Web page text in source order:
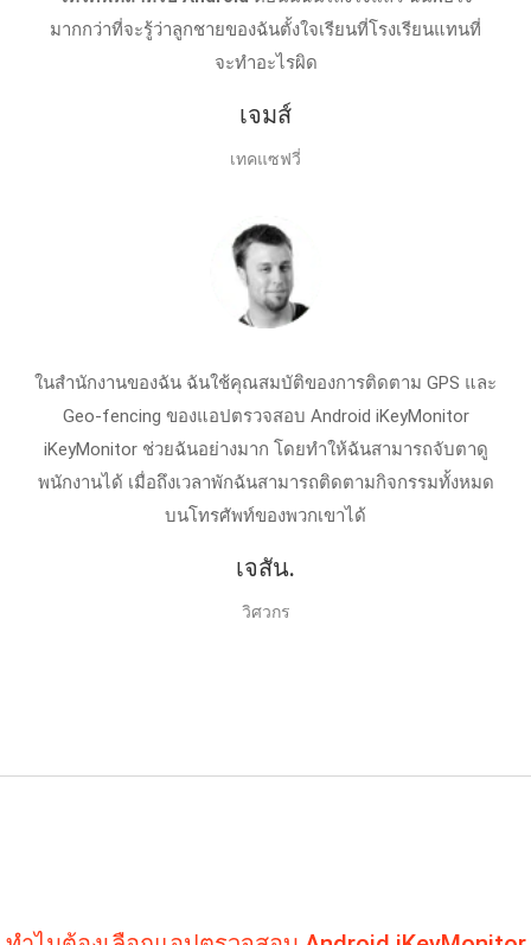
มากกว่าที่จะรู้ว่าลูกชายของฉันตั้งใจเรียนที่โรงเรียนแทนที่
จะทําอะไรผิด
เจมส์
เทคแซฟวี่
ในสํานักงานของฉัน ฉันใช้คุณสมบัติของการติดตาม GPS และ
Geo-fencing ของแอปตรวจสอบ Android iKeyMonitor
iKeyMonitor ช่วยฉันอย่างมาก โดยทำให้ฉันสามารถจับตาดู
พนักงานได้ เมื่อถึงเวลาพักฉันสามารถติดตามกิจกรรมทั้งหมด
บนโทรศัพท์ของพวกเขาได้
เจสัน.
วิศวกร